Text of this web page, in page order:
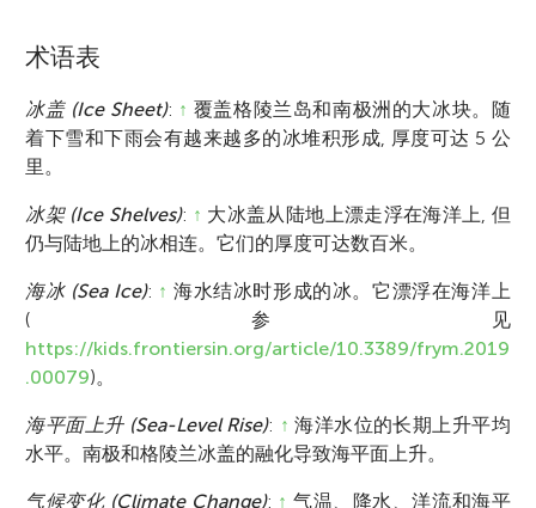
术语表
冰盖 (Ice Sheet): ↑ 覆盖格陵兰岛和南极洲的大冰块。随
着下雪和下雨会有越来越多的冰堆积形成, 厚度可达 5 公
里。
冰架 (Ice Shelves): ↑ 大冰盖从陆地上漂走浮在海洋上, 但
仍与陆地上的冰相连。它们的厚度可达数百米。
海冰 (Sea Ice): ↑ 海水结冰时形成的冰。它漂浮在海洋上
(参见
https://kids.frontiersin.org/article/10.3389/frym.2019
.00079)。
海平面上升 (Sea-Level Rise): ↑ 海洋水位的长期上升平均
水平。南极和格陵兰冰盖的融化导致海平面上升。
气候变化 (Climate Change): ↑ 气温、降水、洋流和海平